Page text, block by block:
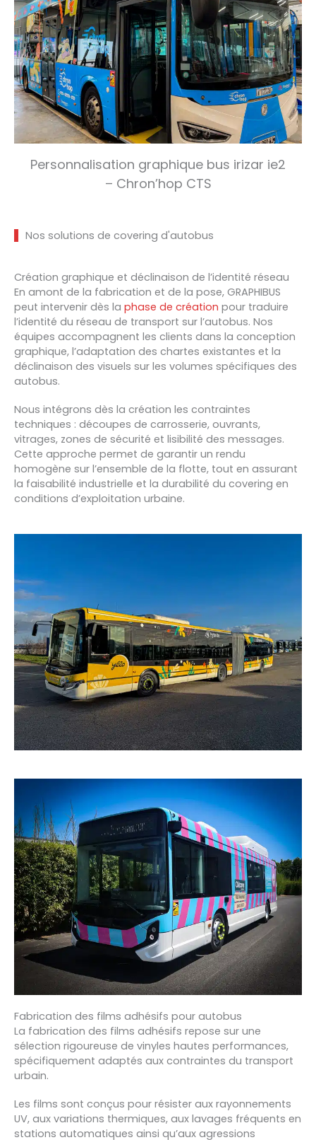
Personnalisation graphique bus irizar ie2
– Chron’hop CTS
Nos solutions de covering d'autobus
Création graphique et déclinaison de l’identité réseau
En amont de la fabrication et de la pose, GRAPHIBUS
peut intervenir dès la phase de création pour traduire
l’identité du réseau de transport sur l’autobus. Nos
équipes accompagnent les clients dans la conception
graphique, l’adaptation des chartes existantes et la
déclinaison des visuels sur les volumes spécifiques des
autobus.
Nous intégrons dès la création les contraintes
techniques : découpes de carrosserie, ouvrants,
vitrages, zones de sécurité et lisibilité des messages.
Cette approche permet de garantir un rendu
homogène sur l’ensemble de la flotte, tout en assurant
la faisabilité industrielle et la durabilité du covering en
conditions d’exploitation urbaine.
Fabrication des films adhésifs pour autobus
La fabrication des films adhésifs repose sur une
sélection rigoureuse de vinyles hautes performances,
spécifiquement adaptés aux contraintes du transport
urbain.
Les films sont conçus pour résister aux rayonnements
UV, aux variations thermiques, aux lavages fréquents en
stations automatiques ainsi qu’aux agressions